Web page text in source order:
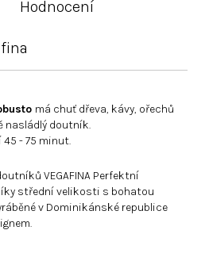
Hodnocení
má chuť dřeva, kávy, ořechů
nasládlý doutník.
- 75 minut.
VEGAFINA Perfektní
střední velikosti s bohatou
v Dominikánské republice